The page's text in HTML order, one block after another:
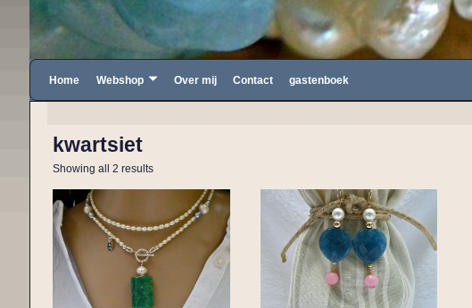
Home Webshop Over mij Contact gastenboek
kwartsiet
Showing all 2 results